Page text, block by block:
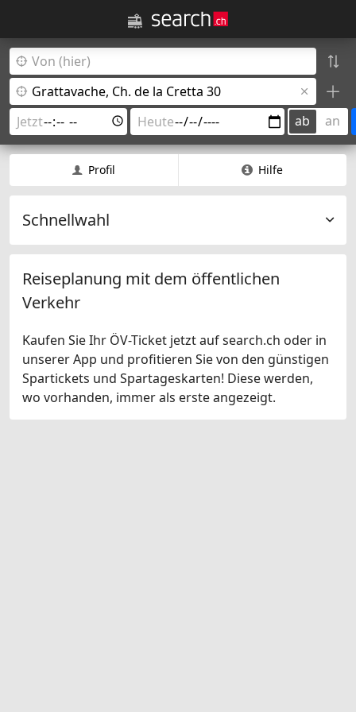
ab an
Profil Hilfe
Schnellwahl
Reiseplanung mit dem öffentlichen
Verkehr
Kaufen Sie Ihr ÖV-Ticket jetzt auf search.ch oder in
unserer App und profitieren Sie von den günstigen
Spartickets und Spartageskarten! Diese werden,
wo vorhanden, immer als erste angezeigt.